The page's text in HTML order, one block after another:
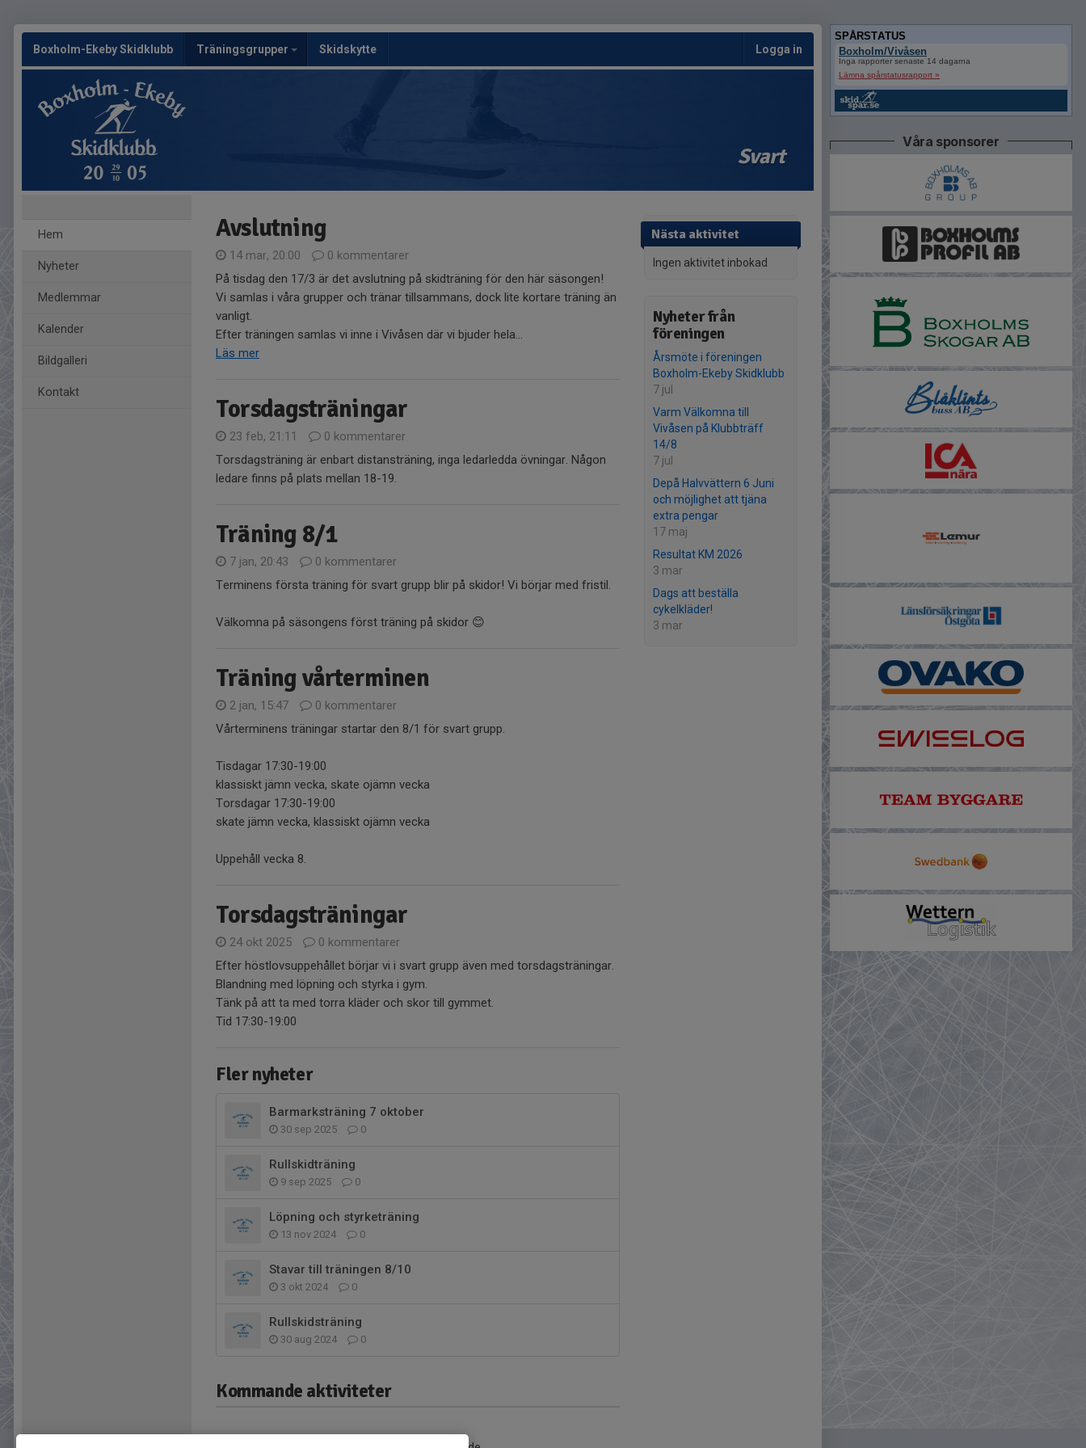
Boxholm-Ekeby Skidklubb Träningsgrupper Skidskytte Logga in
Svart
Hem
Nyheter
Medlemmar
Kalender
Bildgalleri
Kontakt
Nästa aktivitet
Ingen aktivitet inbokad
Nyheter från
föreningen
Årsmöte i föreningen
Boxholm-Ekeby Skidklubb
7 jul
Varm Välkomna till
Vivåsen på Klubbträff
14/8
7 jul
Depå Halvvättern 6 Juni
och möjlighet att tjäna
extra pengar
17 maj
Resultat KM 2026
3 mar
Dags att beställa
cykelkläder!
3 mar
Avslutning
14 mar, 20:00
0 kommentarer
På tisdag den 17/3 är det avslutning på skidträning för den här säsongen!
Vi samlas i våra grupper och tränar tillsammans, dock lite kortare träning än
vanligt.
Efter träningen samlas vi inne i Vivåsen där vi bjuder hela...
Läs mer
Torsdagsträningar
23 feb, 21:11
0 kommentarer
Torsdagsträning är enbart distansträning, inga ledarledda övningar. Någon
ledare finns på plats mellan 18-19.
Träning 8/1
7 jan, 20:43
0 kommentarer
Terminens första träning för svart grupp blir på skidor! Vi börjar med fristil.
Välkomna på säsongens först träning på skidor 😊
Träning vårterminen
2 jan, 15:47
0 kommentarer
Vårterminens träningar startar den 8/1 för svart grupp.
Tisdagar 17:30-19:00
klassiskt jämn vecka, skate ojämn vecka
Torsdagar 17:30-19:00
skate jämn vecka, klassiskt ojämn vecka
Uppehåll vecka 8.
Torsdagsträningar
24 okt 2025
0 kommentarer
Efter höstlovsuppehållet börjar vi i svart grupp även med torsdagsträningar.
Blandning med löpning och styrka i gym.
Tänk på att ta med torra kläder och skor till gymmet.
Tid 17:30-19:00
Fler nyheter
Barmarksträning 7 oktober
30 sep 2025 0
Rullskidträning
9 sep 2025 0
Löpning och styrketräning
13 nov 2024 0
Stavar till träningen 8/10
3 okt 2024 0
Rullskidsträning
30 aug 2024 0
Kommande aktiviteter
SPÅRSTATUS
Boxholm/Vivåsen
Inga rapporter senaste 14 dagarna
Lämna spårstatusrapport »
Våra sponsorer